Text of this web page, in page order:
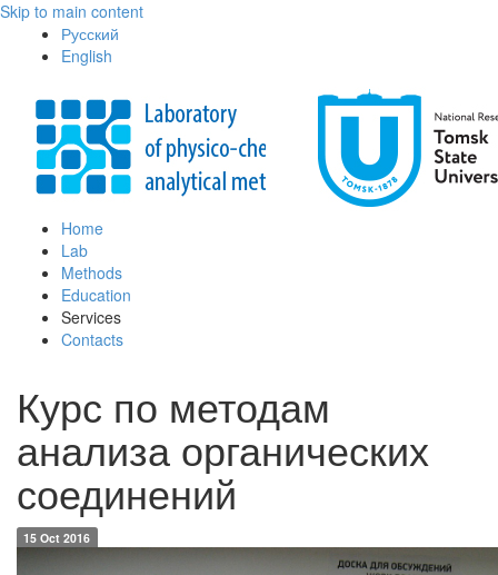
Skip to main content
Русский
English
Home
Lab
Methods
Education
Services
Contacts
Курс по методам
анализа органических
соединений
15 Oct 2016